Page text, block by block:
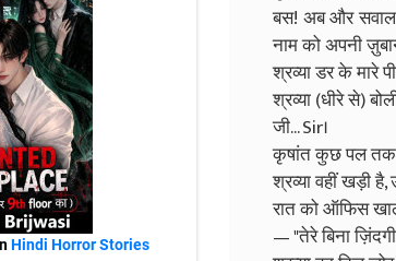
Hindi Horror Stories
बस! अब और सवाल
नाम को अपनी
श्रव्या डर के मारे
श्रव्या (धीरे से)
जी... Sir।
कृषांत कुछ पल तक
श्रव्या वहीं खड़ी
रात को ऑफिस
— "तेरे बिना